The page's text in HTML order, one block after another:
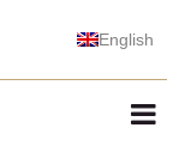
English